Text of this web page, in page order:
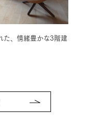
た、情緒豊かな3階建